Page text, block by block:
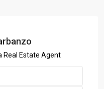
Real Estate Agent